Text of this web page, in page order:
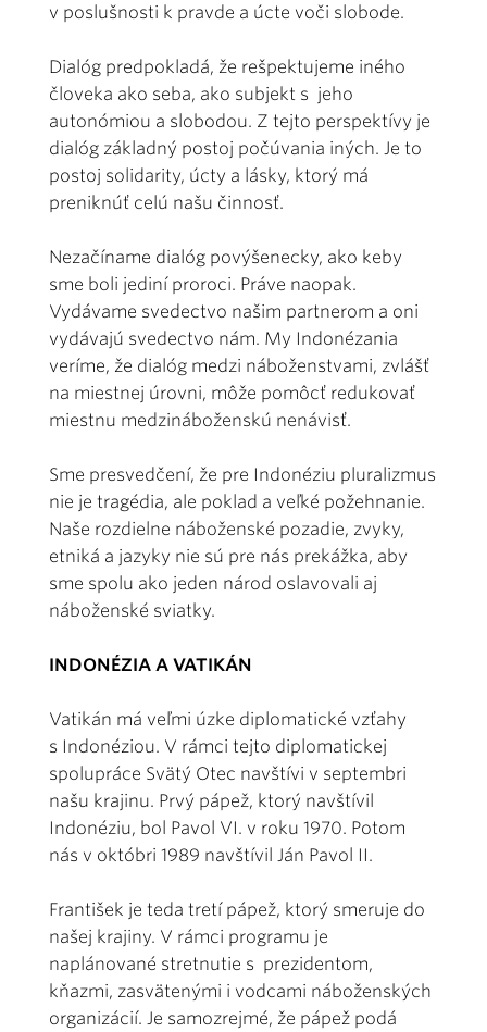
v poslušnosti k pravde a úcte voči slobode.
Dialóg predpokladá, že rešpektujeme iného
človeka ako seba, ako subjekt s jeho
autonómiou a slobodou. Z tejto perspektívy je
dialóg základný postoj počúvania iných. Je to
postoj solidarity, úcty a lásky, ktorý má
preniknúť celú našu činnosť.
Nezačíname dialóg povýšenecky, ako keby
sme boli jediní proroci. Práve naopak.
Vydávame svedectvo našim partnerom a oni
vydávajú svedectvo nám. My Indonézania
veríme, že dialóg medzi náboženstvami, zvlášť
na miestnej úrovni, môže pomôcť redukovať
miestnu medzináboženskú nenávisť.
Sme presvedčení, že pre Indonéziu pluralizmus
nie je tragédia, ale poklad a veľké požehnanie.
Naše rozdielne náboženské pozadie, zvyky,
etniká a jazyky nie sú pre nás prekážka, aby
sme spolu ako jeden národ oslavovali aj
náboženské sviatky.
INDONÉZIA A VATIKÁN
Vatikán má veľmi úzke diplomatické vzťahy
s Indonéziou. V rámci tejto diplomatickej
spolupráce Svätý Otec navštívi v septembri
našu krajinu. Prvý pápež, ktorý navštívil
Indonéziu, bol Pavol VI. v roku 1970. Potom
nás v októbri 1989 navštívil Ján Pavol II.
František je teda tretí pápež, ktorý smeruje do
našej krajiny. V rámci programu je
naplánované stretnutie s prezidentom,
kňazmi, zasvätenými i vodcami náboženských
organizácií. Je samozrejmé, že pápež podá